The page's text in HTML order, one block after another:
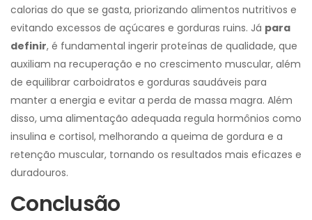
calorias do que se gasta, priorizando alimentos nutritivos e
evitando excessos de açúcares e gorduras ruins. Já para
definir, é fundamental ingerir proteínas de qualidade, que
auxiliam na recuperação e no crescimento muscular, além
de equilibrar carboidratos e gorduras saudáveis para
manter a energia e evitar a perda de massa magra. Além
disso, uma alimentação adequada regula hormônios como
insulina e cortisol, melhorando a queima de gordura e a
retenção muscular, tornando os resultados mais eficazes e
duradouros.
Conclusão